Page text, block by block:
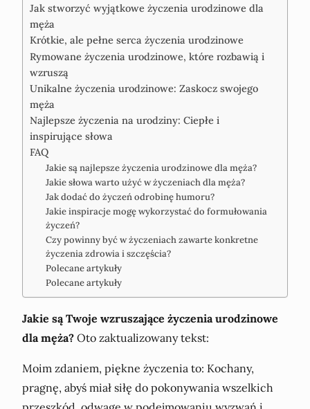
Jak stworzyć wyjątkowe życzenia urodzinowe dla
męża
Krótkie, ale pełne serca życzenia urodzinowe
Rymowane życzenia urodzinowe, które rozbawią i
wzruszą
Unikalne życzenia urodzinowe: Zaskocz swojego
męża
Najlepsze życzenia na urodziny: Ciepłe i
inspirujące słowa
FAQ
Jakie są najlepsze życzenia urodzinowe dla męża?
Jakie słowa warto użyć w życzeniach dla męża?
Jak dodać do życzeń odrobinę humoru?
Jakie inspiracje mogę wykorzystać do formułowania
życzeń?
Czy powinny być w życzeniach zawarte konkretne
życzenia zdrowia i szczęścia?
Polecane artykuły
Polecane artykuły
Jakie są Twoje wzruszające życzenia urodzinowe
dla męża? Oto zaktualizowany tekst:
Moim zdaniem, piękne życzenia to: Kochany,
pragnę, abyś miał siłę do pokonywania wszelkich